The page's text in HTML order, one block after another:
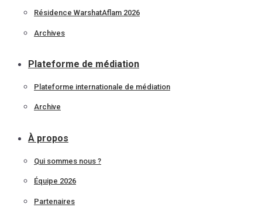
Résidence WarshatAflam 2026
Archives
Plateforme de médiation
Plateforme internationale de médiation
Archive
À propos
Qui sommes nous ?
Équipe 2026
Partenaires